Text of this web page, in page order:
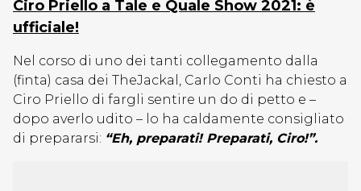
Ciro Priello a Tale e Quale Show 2021: è
ufficiale!
Nel corso di uno dei tanti collegamento dalla
(finta) casa dei TheJackal, Carlo Conti ha chiesto a
Ciro Priello di fargli sentire un do di petto e –
dopo averlo udito – lo ha caldamente consigliato
di prepararsi: “Eh, preparati! Preparati, Ciro!”.